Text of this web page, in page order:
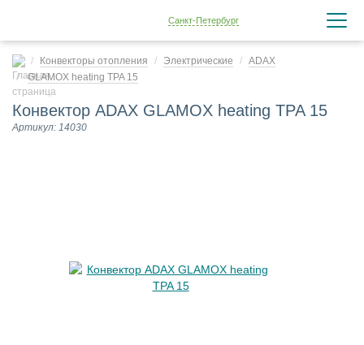
Санкт-Петербург
Конвекторы отопления Электрические
ADAX
GLAMOX heating TPA 15
Конвектор ADAX GLAMOX heating TPA 15
Артикул: 14030